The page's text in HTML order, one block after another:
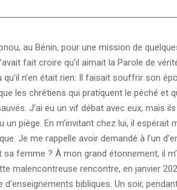
au Bénin, pour une mission de
fait croire qu’il aimait la Parole de
n’en était rien. Il faisait souffrir son
les chrétiens qui pratiquent le péché et
J’ai eu un vif débat avec eux, mais ils
piège. En m’invitant chez lui, il espérait
Je me rappelle avoir demandé à l’un
femme ? À mon grand étonnement, il
malencontreuse rencontre, en janvier
bibliques. Un soir,